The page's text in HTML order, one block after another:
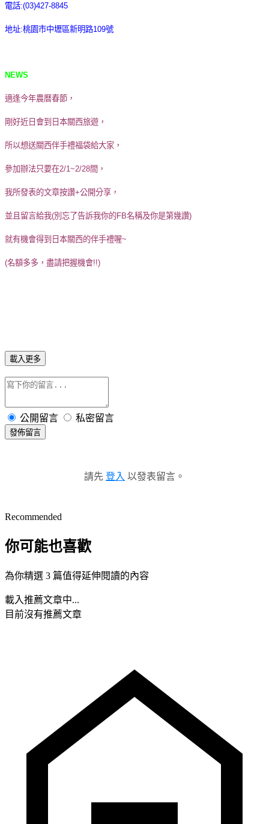
電話:(03)427-8845
地址:桃園市中壢區新明路109號
NEWS
適逢今年農曆春節，
剛好近日會到日本關西旅遊，
所以想送關西伴手禮福袋給大家，
參加辦法只要在2/1~2/28間，
我所發表的文章按讚+公開分享，
並且留言給我(別忘了告訴我你的FB名稱及你是第幾讚)
就有機會得到日本關西的伴手禮喔~
(名額多多，盡請把握機會!!)
載入更多
公開留言 私密留言
發佈留言
請先 登入 以發表留言。
Recommended
你可能也喜歡
為你精選 3 篇值得延伸閱讀的內容
載入推薦文章中...
目前沒有推薦文章